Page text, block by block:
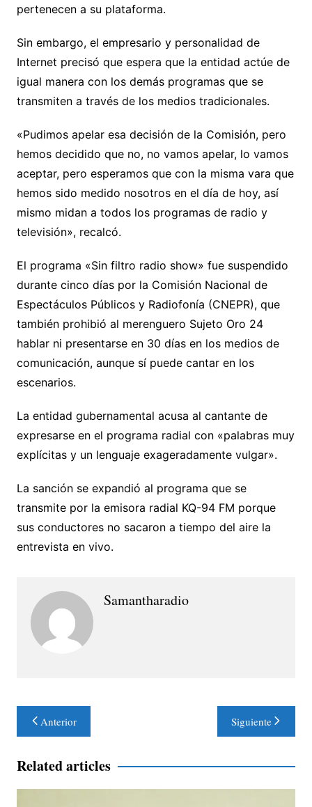
pertenecen a su plataforma.
Sin embargo, el empresario y personalidad de
Internet precisó que espera que la entidad actúe de
igual manera con los demás programas que se
transmiten a través de los medios tradicionales.
«Pudimos apelar esa decisión de la Comisión, pero
hemos decidido que no, no vamos apelar, lo vamos
aceptar, pero esperamos que con la misma vara que
hemos sido medido nosotros en el día de hoy, así
mismo midan a todos los programas de radio y
televisión», recalcó.
El programa «Sin filtro radio show» fue suspendido
durante cinco días por la Comisión Nacional de
Espectáculos Públicos y Radiofonía (CNEPR), que
también prohibió al merenguero Sujeto Oro 24
hablar ni presentarse en 30 días en los medios de
comunicación, aunque sí puede cantar en los
escenarios.
La entidad gubernamental acusa al cantante de
expresarse en el programa radial con «palabras muy
explícitas y un lenguaje exageradamente vulgar».
La sanción se expandió al programa que se
transmite por la emisora radial KQ-94 FM porque
sus conductores no sacaron a tiempo del aire la
entrevista en vivo.
Samantharadio
Navegación
de
entradas
Anterior Siguiente
Related articles